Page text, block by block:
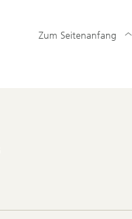
Zum Seitenanfang